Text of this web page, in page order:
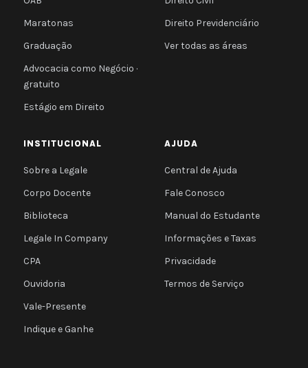
Maratonas
Graduação
Advocacia como Negócio ·
gratuito
Estágio em Direito
Direito Previdenciário
Ver todas as áreas
INSTITUCIONAL
Sobre a Legale
Corpo Docente
Biblioteca
Legale In Company
CPA
Ouvidoria
Vale-Presente
Indique e Ganhe
AJUDA
Central de Ajuda
Fale Conosco
Manual do Estudante
Informações e Taxas
Privacidade
Termos de Serviço